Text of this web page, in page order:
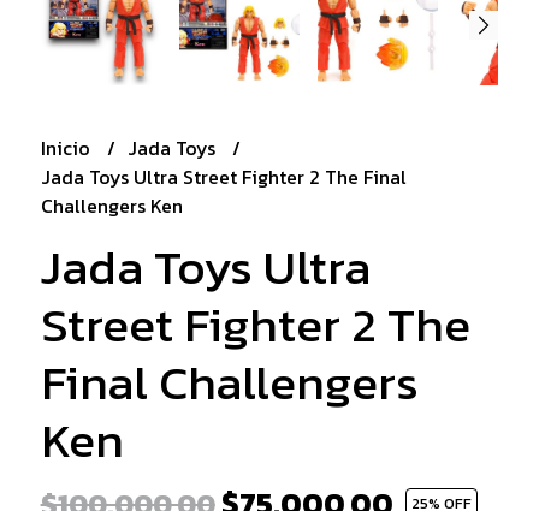
Inicio
Jada Toys
Jada Toys Ultra Street Fighter 2 The Final
Challengers Ken
Jada Toys Ultra
Street Fighter 2 The
Final Challengers
Ken
25% OFF